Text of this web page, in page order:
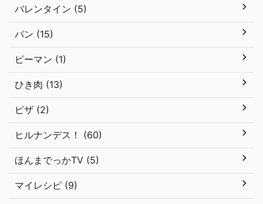
バレンタイン (5)
パン (15)
ピーマン (1)
ひき肉 (13)
ピザ (2)
ヒルナンデス！ (60)
ほんまでっかTV (5)
マイレシピ (9)